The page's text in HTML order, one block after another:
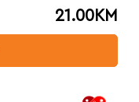
21.00KM